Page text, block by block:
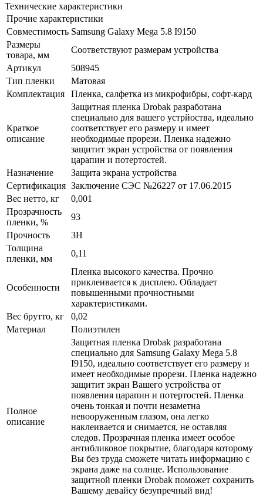
Технические характеристики
Прочие характеристики
Совместимость Samsung Galaxy Mega 5.8 I9150
Размеры
товара, мм
Соответствуют размерам устройства
Артикул
508945
Тип пленки
Матовая
Комплектация
Пленка, салфетка из микрофибры, софт-кард
Краткое
описание
Защитная пленка Drobak разработана
специально для вашего устрйоства, идеально
соответствует его размеру и имеет
необходимые прорези. Пленка надежно
защитит экран устройства от появления
царапин и потертостей.
Назначение
Защита экрана устройства
Сертификация Заключение СЭС №26227 от 17.06.2015
Вес нетто, кг
0,001
Прозрачность
пленки, %
93
Прочность
3H
Толщина
пленки, мм
0,11
Особенности
Пленка высокого качества. Прочно
приклеивается к дисплею. Обладает
повышенными прочностными
характеристиками.
Вес брутто, кг
0,02
Материал
Полиэтилен
Полное
описание
Защитная пленка Drobak разработана
специально для Samsung Galaxy Mega 5.8
I9150, идеально соответствует его размеру и
имеет необходимые прорези. Пленка надежно
защитит экран Вашего устройства от
появления царапин и потертостей. Пленка
очень тонкая и почти незаметна
невооруженным глазом, она легко
наклеивается и снимается, не оставляя
следов. Прозрачная пленка имеет особое
антибликовое покрытие, благодаря которому
Вы без труда сможете читать информацию с
экрана даже на солнце. Использование
защитной пленки Drobak поможет сохранить
Вашему девайсу безупречный вид!